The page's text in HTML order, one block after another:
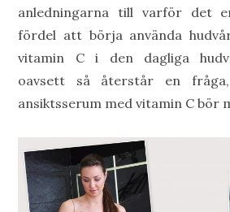
anledningarna till varför det
fördel att börja använda
vitamin C i den dagliga
oavsett så återstår en
ansiktsserum med vitamin C bör